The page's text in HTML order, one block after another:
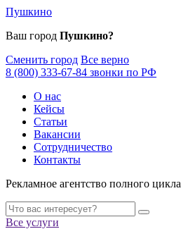
Пушкино
Ваш город Пушкино?
Сменить город Все верно
8 (800) 333-67-84 звонки по РФ
О нас
Кейсы
Статьи
Вакансии
Сотрудничество
Контакты
Рекламное агентство полного цикла
Все услуги